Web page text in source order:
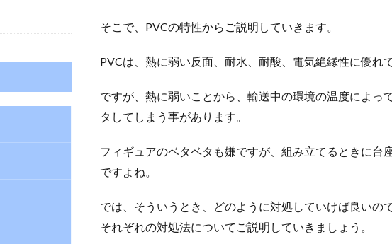
そこで、PVCの特性からご説明していきます。
PVCは、熱に弱い反面、耐水、耐酸、電気絶縁性に優れ
ですが、熱に弱いことから、輸送中の環境の温度によ
タしてしまう事があります。
フィギュアのベタベタも嫌ですが、組み立てるときに台
ですよね。
では、そういうとき、どのように対処していけば良いの
それぞれの対処法についてご説明していきましょう。